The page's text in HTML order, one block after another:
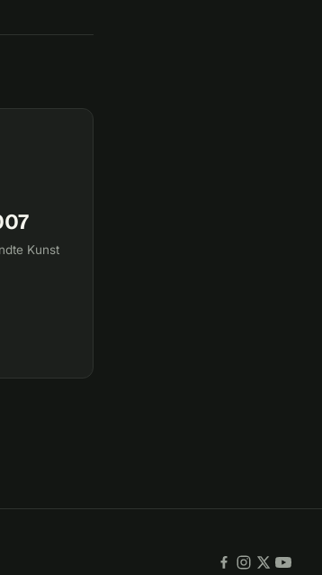
Kunst